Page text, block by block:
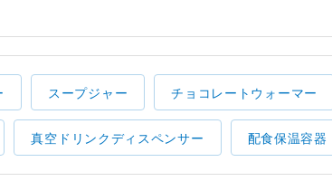
スープジャー チョコレートウォーマー
真空ドリンクディスペンサー 配食保温容器